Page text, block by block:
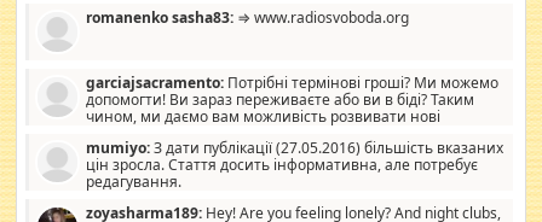
romanenko sasha83: ⇒ www.radiosvoboda.org
garciajsacramento: Потрібні термінові гроші? Ми можемо
допомогти! Ви зараз переживаєте або ви в біді? Таким
чином, ми даємо вам можливість розвивати нові
допомагати людям, які намагаються дати їм шанс. Кожен
заслуговує на другий шанс, і, оскільки влада не зможе, вони
повинні приймати від інших. Для нас нема багато суми, і зрілість
витрат, а тільки узгоджених сум і нічого іншого. Не чекайте і не
mumiyo:З дати публікації (27.05.2016) більшість вказаних
цін зросла. Стаття досить інформативна, але потребує
редагування.
zoyasharma189: Hey! Are you feeling lonely? And night clubs,